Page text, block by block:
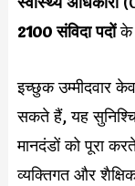
2100 संविदा पदोंके
इच्छुक उम्मीदवार
सकते हैं, यह
मानदंडों को पूरा
व्यक्तिगत और